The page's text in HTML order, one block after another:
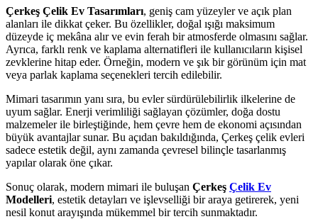
Çerkeş Çelik Ev Tasarımları, geniş cam yüzeyler ve açık plan
alanları ile dikkat çeker. Bu özellikler, doğal ışığı maksimum
düzeyde iç mekâna alır ve evin ferah bir atmosferde olmasını sağlar.
Ayrıca, farklı renk ve kaplama alternatifleri ile kullanıcıların kişisel
zevklerine hitap eder. Örneğin, modern ve şık bir görünüm için mat
veya parlak kaplama seçenekleri tercih edilebilir.
Mimari tasarımın yanı sıra, bu evler sürdürülebilirlik ilkelerine de
uyum sağlar. Enerji verimliliği sağlayan çözümler, doğa dostu
malzemeler ile birleştiğinde, hem çevre hem de ekonomi açısından
büyük avantajlar sunar. Bu açıdan bakıldığında, Çerkeş çelik evleri
sadece estetik değil, aynı zamanda çevresel bilinçle tasarlanmış
yapılar olarak öne çıkar.
Sonuç olarak, modern mimari ile buluşan Çerkeş Çelik Ev
Modelleri, estetik detayları ve işlevselliği bir araya getirerek, yeni
nesil konut arayışında mükemmel bir tercih sunmaktadır.